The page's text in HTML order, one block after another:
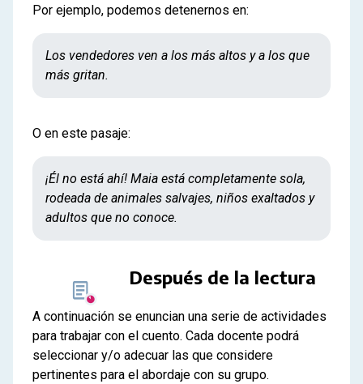
Por ejemplo, podemos detenernos en:
Los vendedores ven a los más altos y a los que
más gritan.
O en este pasaje:
¡Él no está ahí! Maia está completamente sola,
rodeada de animales salvajes, niños exaltados y
adultos que no conoce.
Después de la lectura
A continuación se enuncian una serie de actividades
para trabajar con el cuento. Cada docente podrá
seleccionar y/o adecuar las que considere
pertinentes para el abordaje con su grupo.